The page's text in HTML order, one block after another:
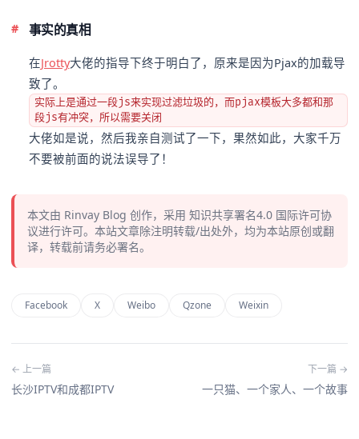
事实的真相
在Jrotty大佬的指导下终于明白了，原来是因为Pjax的加载导
致了。
实际上是通过一段js来实现过滤垃圾的，而pjax模板大多都和那
段js有冲突，所以需要关闭
大佬如是说，然后我亲自测试了一下，果然如此，大家千万
不要被前面的说法误导了！
本文由 Rinvay Blog 创作，采用 知识共享署名4.0 国际许可协
议进行许可。本站文章除注明转载/出处外，均为本站原创或翻
译，转载前请务必署名。
Facebook X Weibo Qzone Weixin
← 上一篇
长沙IPTV和成都IPTV
下一篇 →
一只猫、一个家人、一个故事